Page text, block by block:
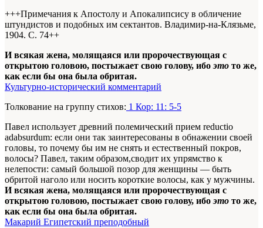
+++Примечания к Апостолу и Апокалипсису в обличение
штундистов и подобных им сектантов. Владимир-на-Клязьме,
1904. С. 74++
И всякая жена, молящаяся или пророчествующая с
открытою головою, постыжает свою голову, ибоэто то же,
как если бы она была обритая.
Культурно-исторический комментарий
Толкование на группу стихов: 1 Кор: 11: 5-5
Павел использует древний полемический прием reductio
adabsurdum: если они так заинтересованы в обнажении своей
головы, то почему бы им не снять и естественный покров,
волосы? Павел, таким образом,сводит их упрямство к
нелепости: самый большой позор для женщины — быть
обритой наголо или носить короткие волосы, как у мужчины.
И всякая жена, молящаяся или пророчествующая с
открытою головою, постыжает свою голову, ибоэто то же,
как если бы она была обритая.
Макарий Египетский преподобный